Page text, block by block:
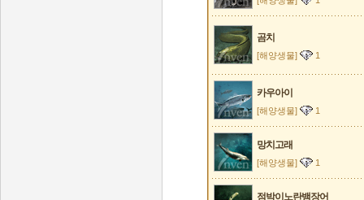
곰치
[해양생물] 1
카우아이
[해양생물] 1
망치고래
[해양생물] 1
점박이노란뱀장어